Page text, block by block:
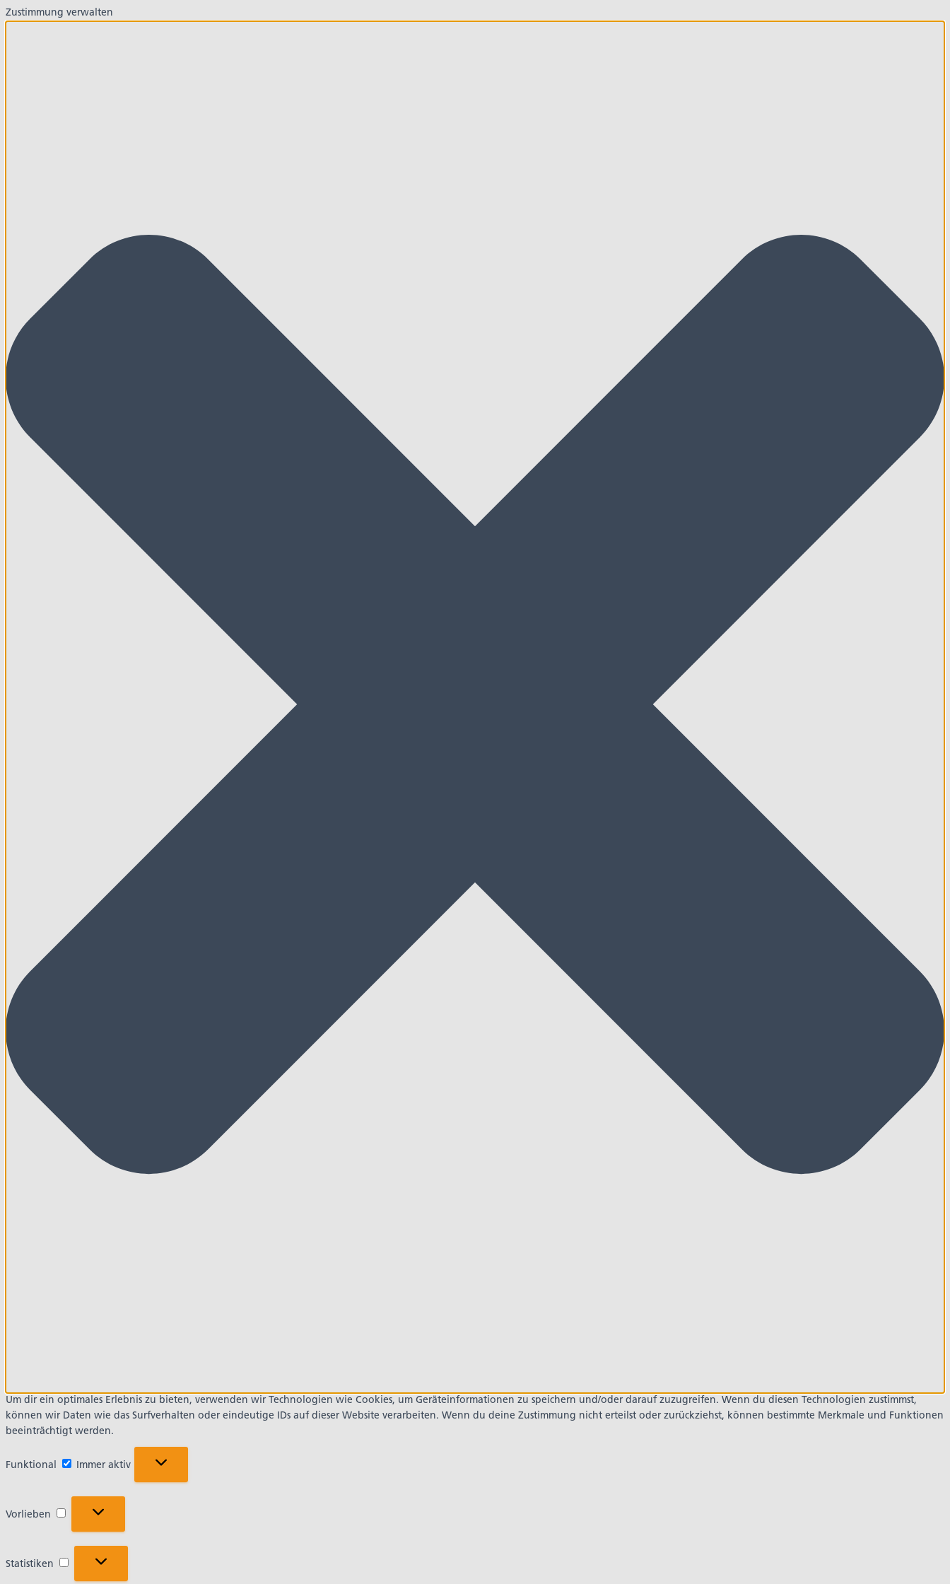
Zustimmung verwalten
Um dir ein optimales Erlebnis zu bieten, verwenden wir Technologien wie Cookies, um Geräteinformationen zu speichern und/oder darauf zuzugreifen. Wenn du diesen Technologien zustimmst,
können wir Daten wie das Surfverhalten oder eindeutige IDs auf dieser Website verarbeiten. Wenn du deine Zustimmung nicht erteilst oder zurückziehst, können bestimmte Merkmale und Funktionen
beeinträchtigt werden.
Funktional
Immer aktiv
Vorlieben
Vorlieben
Statistiken
Statistiken